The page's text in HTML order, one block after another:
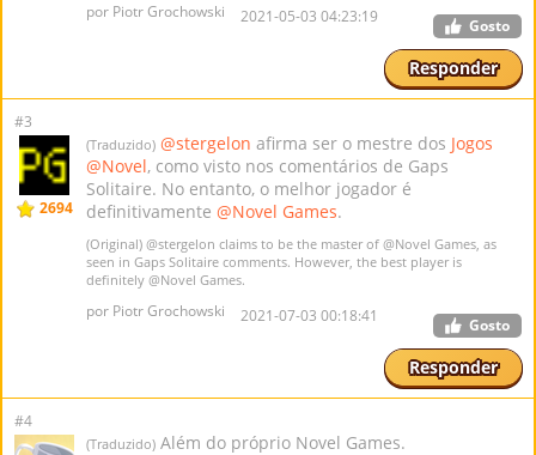
por Piotr Grochowski 2021-05-03 04:23:19 Gosto
Responder
#3
2694
(Traduzido) @stergelon afirma ser o mestre dos Jogos
@Novel, como visto nos comentários de Gaps
Solitaire. No entanto, o melhor jogador é
definitivamente @Novel Games.
(Original) @stergelon claims to be the master of @Novel Games, as
seen in Gaps Solitaire comments. However, the best player is
definitely @Novel Games.
por Piotr Grochowski 2021-07-03 00:18:41 Gosto
Responder
#4
(Traduzido) Além do próprio Novel Games.